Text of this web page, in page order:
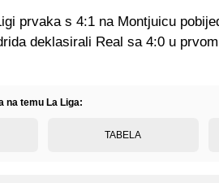
prvaka s 4:1 na Montjuicu
deklasirali Real sa 4:0 u
na temu La Liga:
TABELA